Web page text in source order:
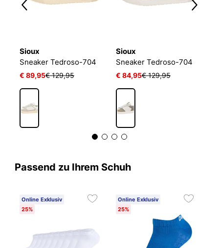
Sioux
Sneaker Tedroso-704
€ 89,95€ 129,95
Sioux
Sneaker Tedroso-704
€ 84,95€ 129,95
Passend zu Ihrem Schuh
Online Exklusiv
25%
Online Exklusiv
25%